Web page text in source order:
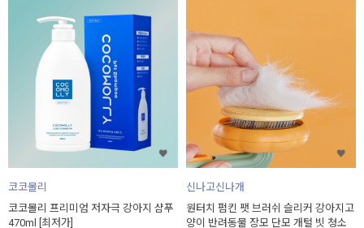
코코몰리
코코몰리 프리미엄 저자극 강아지 샴푸
470ml [최저가]
신나고신나개
원터치 펌킨 팻 브러쉬 슬리커 강아지고
양이 반려동물 장모 단모 개털 빗 청소